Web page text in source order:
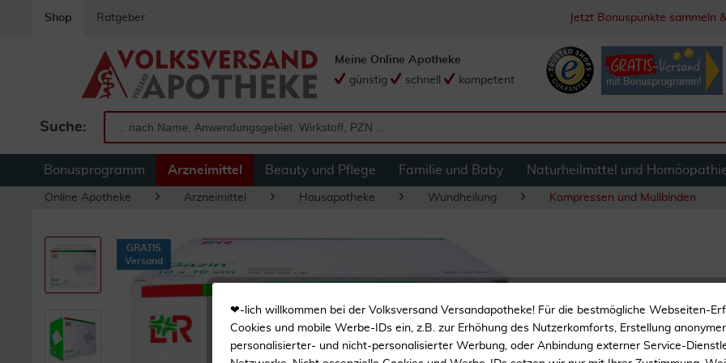
Shop Ratgeber Jetzt Bonuspunkte sammeln
Suche:
Meine Online Apotheke
günstig
schnell kompetent
Bonusprogramm Arzneimittel Beauty und Pflege Familie und Baby Naturheilmittel und
Online Apotheke Arzneimittel Hausapotheke Wundheilung Kompressen und Mullbinden
Gazin
Stück
GRATIS
Versand
❤-lich willkommen bei der Volksversand Versandapotheke! Für die bestmögliche Webseiten-
Cookies und mobile Werbe-IDs ein, z.B. zur Erhöhung des Nutzerkomforts, Erstellung
personalisierter- und nicht-personalisierter Werbung, oder Anbindung externer Service-